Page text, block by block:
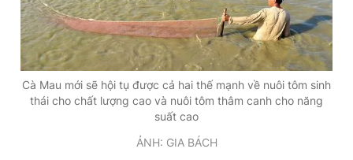
Cà Mau mới sẽ hội tụ được cả hai thế mạnh về nuôi tôm sinh
thái cho chất lượng cao và nuôi tôm thâm canh cho năng
suất cao
ẢNH: GIA BÁCH